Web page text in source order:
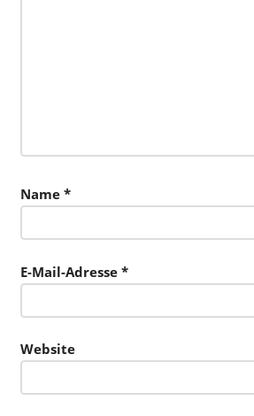
Name *
E-Mail-Adresse *
Website